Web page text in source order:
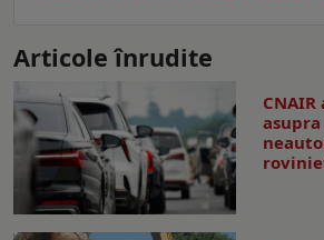
Articole înrudite